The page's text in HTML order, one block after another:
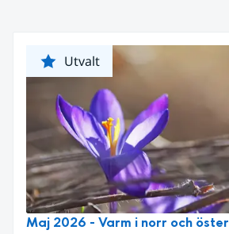
Utvalt
Maj 2026 - Varm i norr och öster